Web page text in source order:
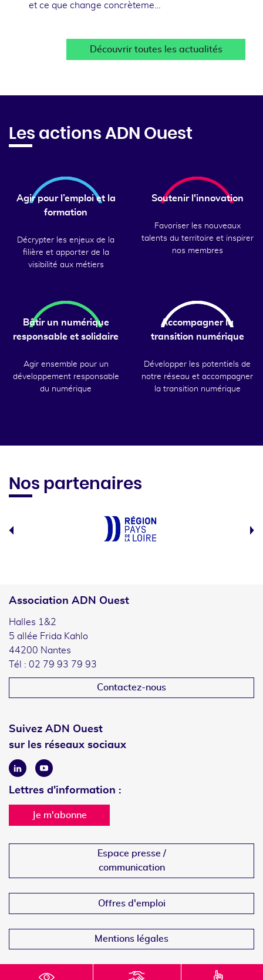
et ce que change concrèteme…
Découvrir toutes les actualités
Les actions ADN Ouest
Agir pour l’emploi et la
formation
Décrypter les enjeux de la
filière et apporter de la
visibilité aux métiers
Soutenir l'innovation
Favoriser les nouveaux
talents du territoire et inspirer
nos membres
Bâtir un numérique
responsable et solidaire
Agir ensemble pour un
développement responsable
du numérique
Accompagner la
transition numérique
Développer les potentiels de
notre réseau et accompagner
la transition numérique
Nos partenaires
Association ADN Ouest
Halles 1&2
5 allée Frida Kahlo
44200 Nantes
Tél : 02 79 93 79 93
Contactez-nous
Suivez ADN Ouest
sur les réseaux sociaux
LinkedinYoutube
Lettres d'information :
Je m'abonne
Espace presse /
communication
Offres d'emploi
Mentions légales